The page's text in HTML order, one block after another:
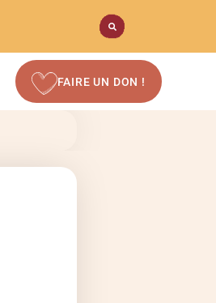
FAIRE UN DON !